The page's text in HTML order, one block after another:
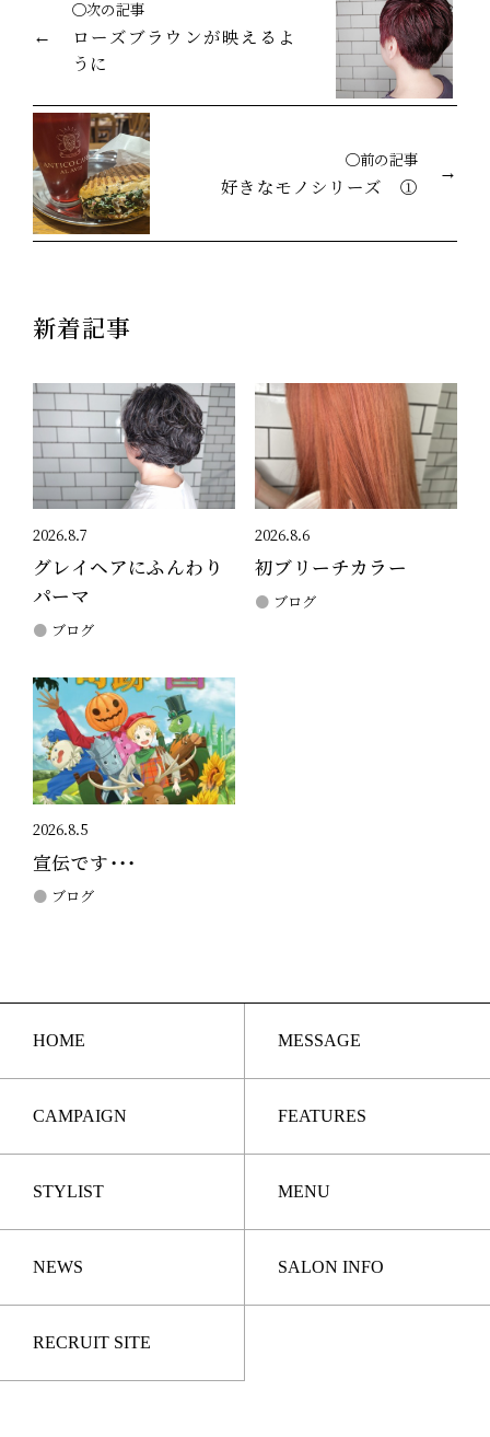
◯次の記事
ローズブラウンが映えるよ
うに
◯前の記事
好きなモノシリーズ ①
新着記事
2026.8.7
グレイヘアにふんわり
パーマ
ブログ
2026.8.6
初ブリーチカラー
ブログ
2026.8.5
宣伝です・・・
ブログ
HOME MESSAGE
CAMPAIGN FEATURES
STYLIST MENU
NEWS SALON INFO
RECRUIT SITE